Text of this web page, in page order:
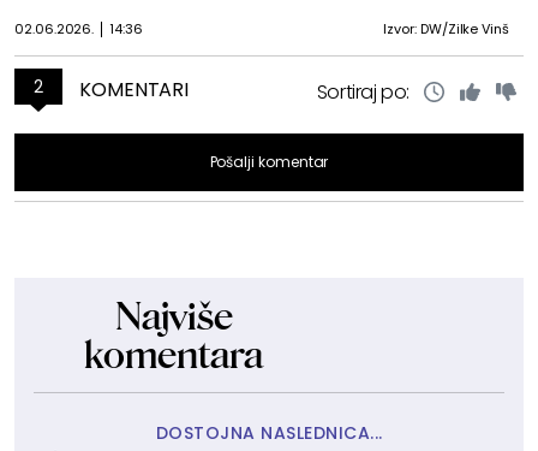
02.06.2026. 14:36 Izvor: DW/Zilke Vinš
2 KOMENTARI Sortiraj po:
Pošalji komentar
Najviše
komentara
DOSTOJNA NASLEDNICA...